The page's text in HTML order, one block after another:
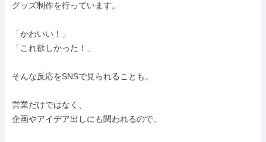
グッズ制作を行っています。
「かわいい！」
「これ欲しかった！」
そんな反応をSNSで見られることも。
営業だけではなく、
企画やアイデア出しにも関われるので、